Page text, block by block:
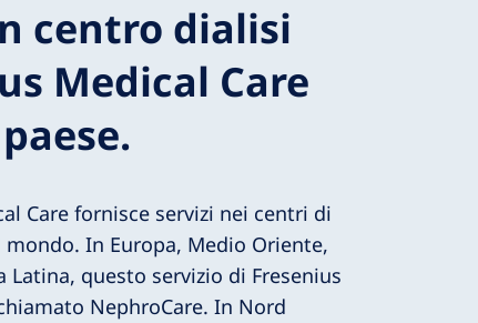
centro dialisi
Medical Care
Care fornisce servizi nei centri di
In Europa, Medio Oriente,
Latina, questo servizio di Fresenius
NephroCare. In Nord